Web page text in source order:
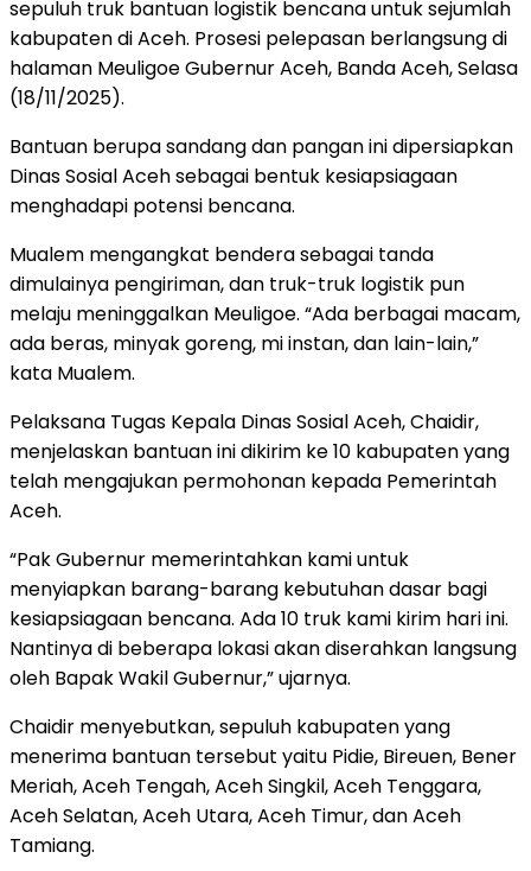
sepuluh truk bantuan logistik bencana untuk sejumlah
kabupaten di Aceh. Prosesi pelepasan berlangsung di
halaman Meuligoe Gubernur Aceh, Banda Aceh, Selasa
(18/11/2025).
Bantuan berupa sandang dan pangan ini dipersiapkan
Dinas Sosial Aceh sebagai bentuk kesiapsiagaan
menghadapi potensi bencana.
Mualem mengangkat bendera sebagai tanda
dimulainya pengiriman, dan truk-truk logistik pun
melaju meninggalkan Meuligoe. “Ada berbagai macam,
ada beras, minyak goreng, mi instan, dan lain-lain,”
kata Mualem.
Pelaksana Tugas Kepala Dinas Sosial Aceh, Chaidir,
menjelaskan bantuan ini dikirim ke 10 kabupaten yang
telah mengajukan permohonan kepada Pemerintah
Aceh.
“Pak Gubernur memerintahkan kami untuk
menyiapkan barang-barang kebutuhan dasar bagi
kesiapsiagaan bencana. Ada 10 truk kami kirim hari ini.
Nantinya di beberapa lokasi akan diserahkan langsung
oleh Bapak Wakil Gubernur,” ujarnya.
Chaidir menyebutkan, sepuluh kabupaten yang
menerima bantuan tersebut yaitu Pidie, Bireuen, Bener
Meriah, Aceh Tengah, Aceh Singkil, Aceh Tenggara,
Aceh Selatan, Aceh Utara, Aceh Timur, dan Aceh
Tamiang.